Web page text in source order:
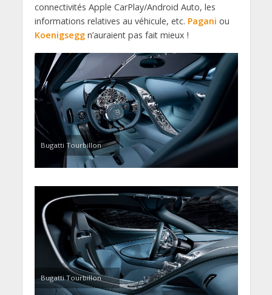
connectivités Apple CarPlay/Android Auto, les
informations relatives au véhicule, etc. Pagani ou
Koenigseggn’auraient pas fait mieux !
Bugatti Tourbillon
Bugatti Tourbillon